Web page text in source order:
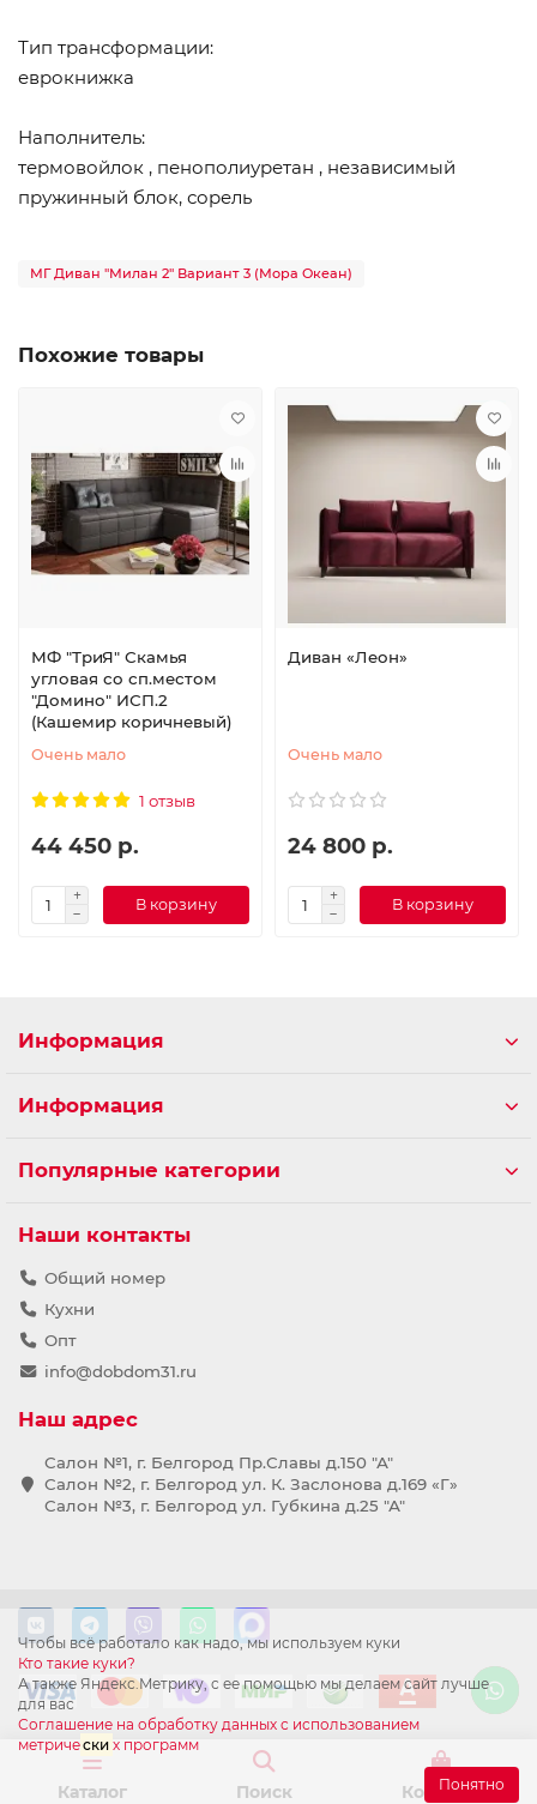
Тип трансформации:
еврокнижка
Наполнитель:
термовойлок , пенополиуретан , независимый
пружинный блок, сорель
МГ Диван "Милан 2" Вариант 3 (Мора Океан)
Похожие товары
МФ "ТриЯ" Скамья
угловая со сп.местом
"Домино" ИСП.2
(Кашемир коричневый)
Очень мало
1 отзыв
44 450 р.
В корзину
Диван «Леон»
Очень мало
24 800 р.
В корзину
Чтобы всё работало как надо, мы используем куки
Кто такие куки?
А также Яндекс.Метрику, с ее помощью мы делаем сайт лучше
для вас
Соглашение на обработку данных с использованием
метрически х программ
Понятно
Информация
Информация
Популярные категории
Наши контакты
Общий номер
Кухни
Опт
info@dobdom31.ru
Наш адрес
Салон №1, г. Белгород Пр.Славы д.150 "А"
Салон №2, г. Белгород ул. К. Заслонова д.169 «Г»
Салон №3, г. Белгород ул. Губкина д.25 "А"
Каталог Поиск Корзина